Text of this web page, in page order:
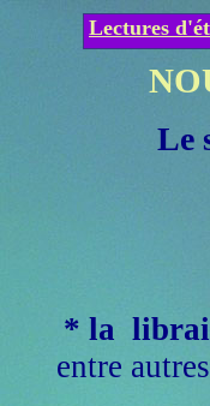
Lectures
Le
* la
entre